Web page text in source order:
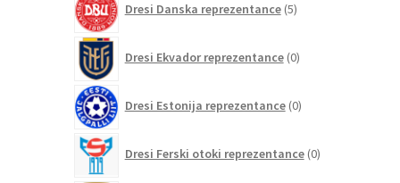
Dresi Danska reprezentance 5izdelkov
Dresi Ekvador reprezentance 0izdelkov
Dresi Estonija reprezentance 0izdelkov
Dresi Ferski otoki reprezentance 0izdelkov